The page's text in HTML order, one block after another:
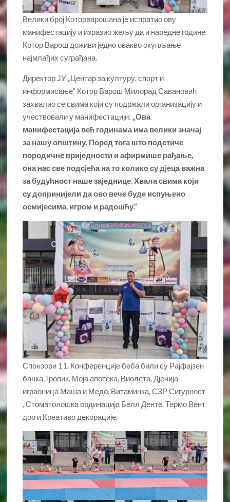
Велики број Которварошана је испратио ову
манифестацију и изразио жељу да и наредне године
Котор Варош доживи једно овакво окупљање
најмлађих суграђана.
Директор ЈУ „Центар за културу, спорт и
информисање“ Котор Варош Милорад Савановић
захвалио се свима који су подржали организацију и
учествовали у манифестацији: „Ова
манифестација већ годинама има велики значај
за нашу општину. Поред тога што подстиче
породичне вриједности и афирмише рађање,
она нас све подсјећа на то колико су дјеца важна
за будућност наше заједнице. Хвала свима који
су допринијели да ово вече буде испуњено
осмијесима, игром и радошћу.“
Спонзори 11. Конференције беба били су Рајфајзен
банка,Тропик, Моја апотека, Виолета, Дјечија
играоница Маша и Медо, Витаминка, СЗР Сигурност
, Стоматолошка ординација Белл Денте, Термо Вент
доо и Креативо декорације.